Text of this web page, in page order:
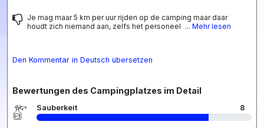
Je mag maar 5 km per uur rijden op de camping maar daar
houdt zich niemand aan, zelfs het personeel ... Mehr lesen
Den Kommentar in Deutsch übersetzen
Bewertungen des Campingplatzes im Detail
Sauberkeit 8